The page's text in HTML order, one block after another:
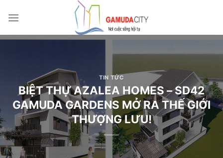
qua
dung
TIN TỨC
BIỆT THỰ AZALEA HOMES – SD42
GAMUDA GARDENS MỞ RA THẾ GIỚI
THƯỢNG LƯU!